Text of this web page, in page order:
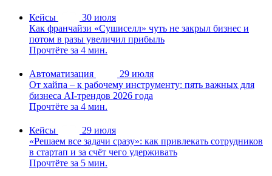
Кейсы
30 июля
Как франчайзи «Сушиселл» чуть не закрыл бизнес и
потом в разы увеличил прибыль
Прочтёте за 4 мин.
Автоматизация
29 июля
От хайпа – к рабочему инструменту: пять важных для
бизнеса AI-трендов 2026 года
Прочтёте за 4 мин.
Кейсы
29 июля
«Решаем все задачи сразу»: как привлекать сотрудников
в стартап и за счёт чего удерживать
Прочтёте за 5 мин.